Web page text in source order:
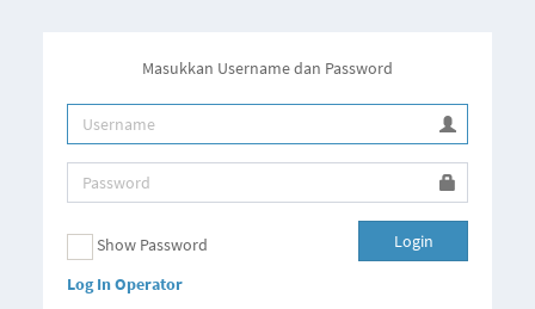
Masukkan Username dan Password
Show Password
Log In Operator
Login